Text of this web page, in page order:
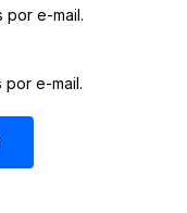
por e-mail.
e-mail.